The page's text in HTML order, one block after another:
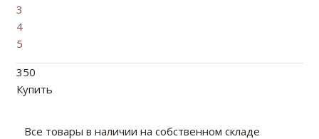
3
4
5
350
Купить
Все товары в наличии на собственном складе